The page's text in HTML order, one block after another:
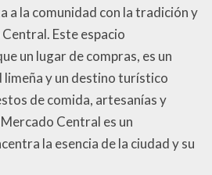
a la comunidad con la tradición y
Este espacio
un lugar de compras, es un
y un destino turístico
de comida, artesanías y
Central es un
la esencia de la ciudad y su